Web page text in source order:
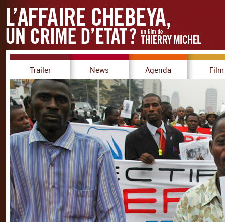
Trailer News Agenda Film